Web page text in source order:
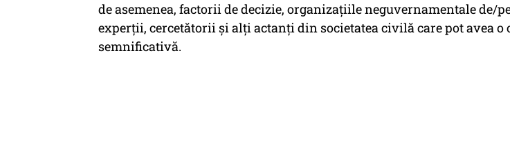
de asemenea, factorii de decizie, organizațiile neguvernamentale de/
experții, cercetătorii și alți actanți din societatea civilă care pot avea o
semnificativă.